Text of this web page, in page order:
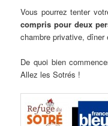
Vous pourrez tenter
compris pour deux
chambre privative, dîner
De quoi bien
Allez les Sotrés !